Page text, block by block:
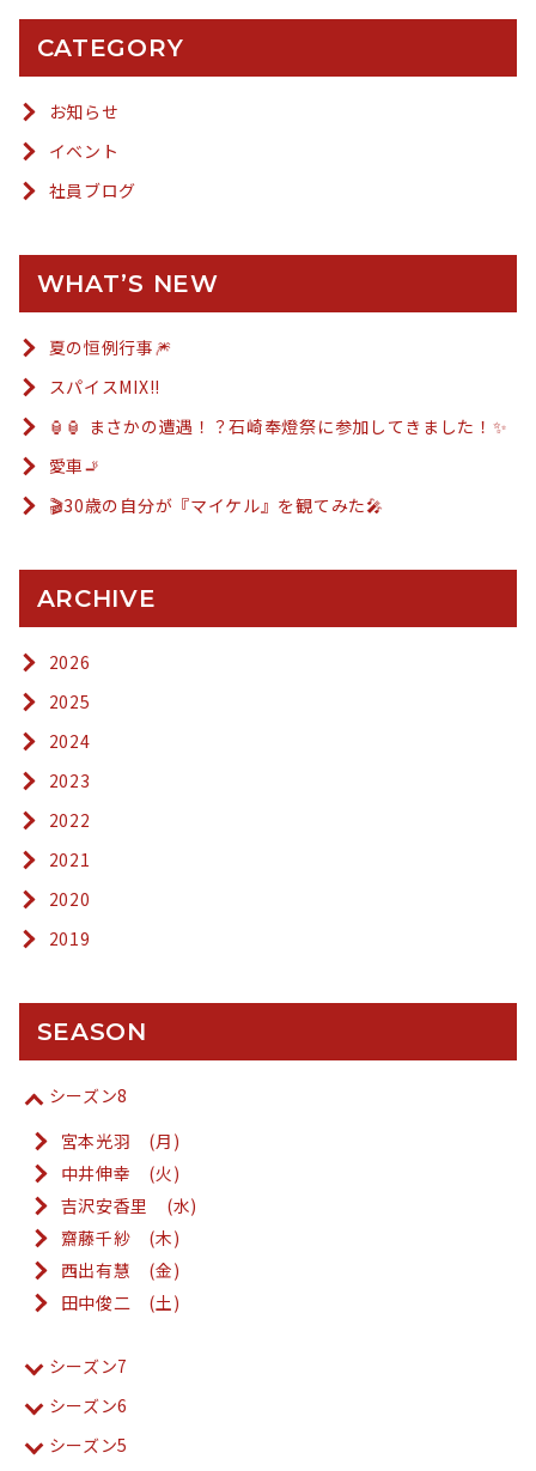
CATEGORY
お知らせ
イベント
社員ブログ
WHAT’S NEW
夏の恒例行事🎆
スパイスMIX!!
🏮🏮 まさかの遭遇！？石崎奉燈祭に参加してきました！✨
愛車🚬
🎬30歳の自分が『マイケル』を観てみた🎤
ARCHIVE
2026
2025
2024
2023
2022
2021
2020
2019
SEASON
シーズン8
宮本光羽 (月)
中井伸幸 (火)
吉沢安香里 (水)
齋藤千紗 (木)
西出有慧 (金)
田中俊二 (土)
シーズン7
シーズン6
シーズン5